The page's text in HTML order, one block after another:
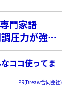
門家語
圧力が強
ココ使ってま
PR(Dreaw合同会社)